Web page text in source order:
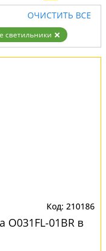
ОЧИСТИТЬ ВСЕ
светильники
210186
01BR в